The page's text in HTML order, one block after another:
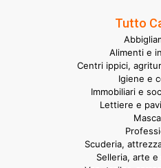
Tutto
Alimenti e
Centri ippici,
Igiene e
Immobiliari e
Lettiere e
Scuderia,
Selleria, arte